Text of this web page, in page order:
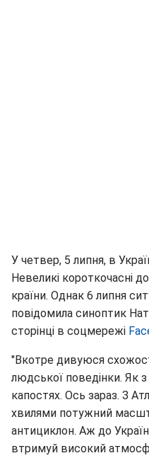
У четвер, 5 липня, в
Невеликі короткочасні
країни. Однак 6 липня
повідомила синоптик
сторінці в соцмережі
"Вкотре дивуюся
людської поведінки. Як
капостях. Ось зараз. З
хвилями потужний
антициклон. Аж до
втримуй високий